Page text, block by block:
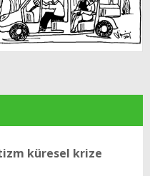
küresel krize